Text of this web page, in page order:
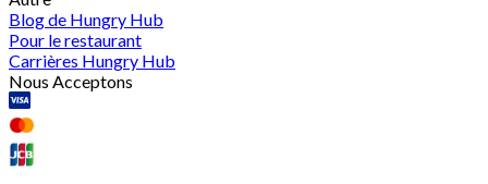
Blog de Hungry Hub
Pour le restaurant
Carrières Hungry Hub
Nous Acceptons